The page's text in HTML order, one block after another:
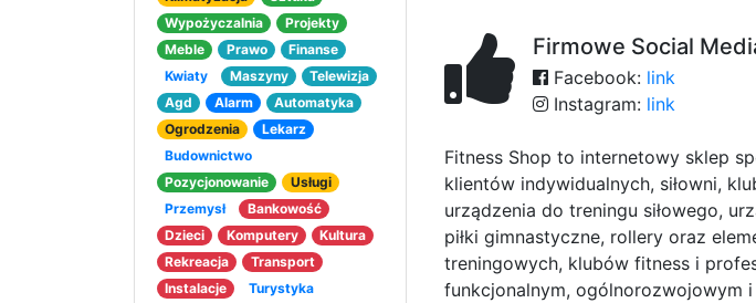
Wypożyczalnia
Projekty
Meble
Prawo
Finanse
Kwiaty
Maszyny
Telewizja
Agd
Alarm
Automatyka
Ogrodzenia
Lekarz
Budownictwo
Pozycjonowanie
Usługi
Przemysł
Bankowość
Dzieci
Komputery
Kultura
Rekreacja
Transport
Instalacje
Turystyka
Firmowe Social
Facebook: link
Instagram: link
Fitness Shop to internetowy sklep
klientów indywidualnych, siłowni,
urządzenia do treningu siłowego,
piłki gimnastyczne, rollery oraz
treningowych, klubów fitness i
funkcjonalnym, ogólnorozwojowym